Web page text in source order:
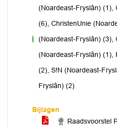
(Noardeast-Fryslân) (1),
(6), ChristenUnie
(Noardeast-Fryslân) (3),
(Noardeast-Fryslân) (1),
(2), S!N (Noardeast-
Fryslân) (2)
Bijlagen
Raadsvoorstel